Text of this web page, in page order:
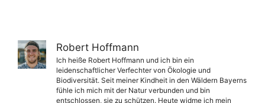
Robert Hoffmann
Ich heiße Robert Hoffmann und ich bin ein
leidenschaftlicher Verfechter von Ökologie und
Biodiversität. Seit meiner Kindheit in den Wäldern Bayerns
fühle ich mich mit der Natur verbunden und bin
entschlossen, sie zu schützen. Heute widme ich mein